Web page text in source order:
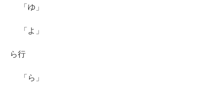
「ゆ」
「よ」
ら行
「ら」